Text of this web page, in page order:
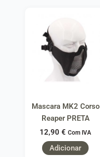
Mascara MK2 Corso
Reaper PRETA
12,90 € Com IVA
Adicionar